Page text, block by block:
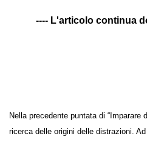
Nella precedente puntata di